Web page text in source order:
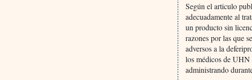
Según el articulo
adecuadamente al
un producto sin
razones por las que
adversos a la
los médicos de UHN
administrando